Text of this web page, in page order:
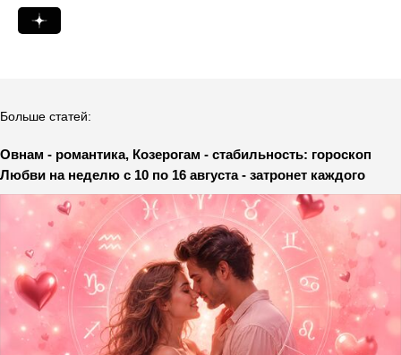
Больше статей:
Овнам - романтика, Козерогам - стабильность: гороскоп
Любви на неделю с 10 по 16 августа - затронет каждого